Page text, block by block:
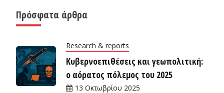
Πρόσφατα άρθρα
Research & reports
Κυβερνοεπιθέσεις και γεωπολιτική:
ο αόρατος πόλεμος του 2025
13 Οκτωβρίου 2025